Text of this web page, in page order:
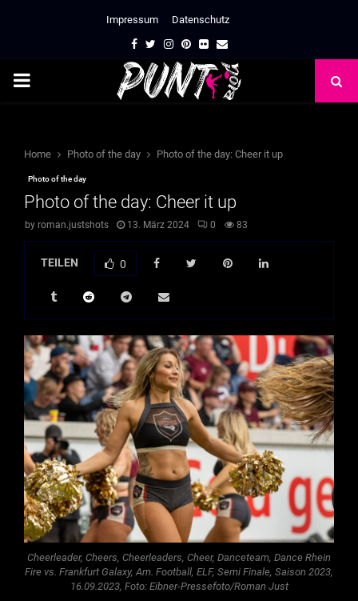
Impressum Datenschutz
Facebook
TwitterInstagram
Pinterest
FlickrEmail
PRIMARY
Home Photo of the day Photo of the day: Cheer it up
Photo of the day
Photo of the day: Cheer it up
by roman.justshots 13. März 2024 0 83
TEILEN 0
Cheerleader, Cheers, Cheerleaders, Cheer, Danceteam, Dance Rhein
Fire vs. Frankfurt Galaxy, Am. Football, ELF, Semi Finale, Saison 2023,
16.09.2023, Foto: Eibner-Pressefoto/Roman Just